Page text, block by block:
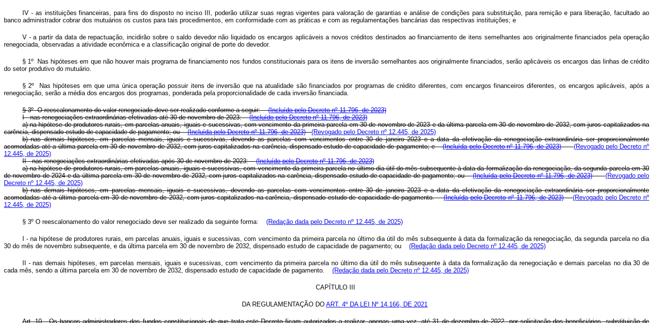
IV - as instituições financeiras, para fins do disposto no inciso III, poderão utilizar suas regras vigentes para valoração de garantias e análise de condições para substituição, para remição e para liberação, facultado ao
banco administrador cobrar dos mutuários os custos para tais procedimentos, em conformidade com as práticas e com as regulamentações bancárias das respectivas instituições; e
V - a partir da data de repactuação, incidirão sobre o saldo devedor não liquidado os encargos aplicáveis a novos créditos destinados ao financiamento de itens semelhantes aos originalmente financiados pela operação
renegociada, observadas a atividade econômica e a classificação original de porte do devedor.
§ 1º Nas hipóteses em que não houver mais programa de financiamento nos fundos constitucionais para os itens de inversão semelhantes aos originalmente financiados, serão aplicáveis os encargos das linhas de crédito
do setor produtivo do mutuário.
§ 2º Nas hipóteses em que uma única operação possuir itens de inversão que na atualidade são financiados por programas de crédito diferentes, com encargos financeiros diferentes, os encargos aplicáveis, após a
renegociação, serão a média dos encargos dos programas, ponderada pela proporcionalidade de cada inversão financiada.
§ 3º O reescalonamento do valor renegociado deve ser realizado conforme a seguir:
(Incluído pelo Decreto nº 11.796, de 2023)
I - nas renegociações extraordinárias efetivadas até 30 de novembro de 2023:
(Incluído pelo Decreto nº 11.796, de 2023)
a) na hipótese de produtores rurais, em parcelas anuais, iguais e sucessivas, com vencimento da primeira parcela em 30 de novembro de 2023 e da última parcela em 30 de novembro de 2032, com juros capitalizados na
carência, dispensado estudo de capacidade de pagamento; ou
(Incluída pelo Decreto nº 11.796, de 2023)
(Revogado pelo Decreto nº 12.445, de 2025)
b) nas demais hipóteses, em parcelas mensais, iguais e sucessivas, devendo as parcelas com vencimentos entre 30 de janeiro 2023 e a data da efetivação da renegociação extraordinária ser proporcionalmente
acomodadas até a última parcela em 30 de novembro de 2032, com juros capitalizados na carência, dispensado estudo de capacidade de pagamento; e
(Incluída pelo Decreto nº 11.796, de 2023)
(Revogado pelo Decreto nº
12.445, de 2025)
II - nas renegociações extraordinárias efetivadas após 30 de novembro de 2023:
(Incluído pelo Decreto nº 11.796, de 2023)
a) na hipótese de produtores rurais, em parcelas anuais, iguais e sucessivas, com vencimento da primeira parcela no último dia útil do mês subsequente à data da formalização da renegociação, da segunda parcela em 30
de novembro de 2024 e da última parcela em 30 de novembro de 2032, com juros capitalizados na carência, dispensado estudo de capacidade de pagamento; ou
(Incluída pelo Decreto nº 11.796, de 2023)
(Revogado pelo
Decreto nº 12.445, de 2025)
b) nas demais hipóteses, em parcelas mensais, iguais e sucessivas, devendo as parcelas com vencimentos entre 30 de janeiro 2023 e a data da efetivação da renegociação extraordinária ser proporcionalmente
acomodadas até a última parcela em 30 de novembro de 2032, com juros capitalizados na carência, dispensado estudo de capacidade de pagamento.
(Incluída pelo Decreto nº 11.796, de 2023)
(Revogado pelo Decreto nº
12.445, de 2025)
§ 3º O reescalonamento do valor renegociado deve ser realizado da seguinte forma: (Redação dada pelo Decreto nº 12.445, de 2025)
I - na hipótese de produtores rurais, em parcelas anuais, iguais e sucessivas, com vencimento da primeira parcela no último dia útil do mês subsequente à data da formalização da renegociação, da segunda parcela no dia
30 do mês de novembro subsequente, e da última parcela em 30 de novembro de 2032, dispensado estudo de capacidade de pagamento; ou
(Redação dada pelo Decreto nº 12.445, de 2025)
II - nas demais hipóteses, em parcelas mensais, iguais e sucessivas, com vencimento da primeira parcela no último dia útil do mês subsequente à data da formalização da renegociação e demais parcelas no dia 30 de
cada mês, sendo a última parcela em 30 de novembro de 2032, dispensado estudo de capacidade de pagamento.
(Redação dada pelo Decreto nº 12.445, de 2025)
CAPÍTULO III
DA REGULAMENTAÇÃO DO ART. 4º DA LEI Nº 14.166, DE 2021
Art. 10. Os bancos administradores dos fundos constitucionais de que trata este Decreto ficam autorizados a realizar, apenas uma vez, até 31 de dezembro de 2022, por solicitação dos beneficiários, substituição de